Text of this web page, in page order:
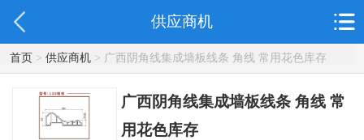
供应商机
首页> 供应商机> 广西阴角线集成墙板线条 角线 常用花色库存
广西阴角线集成墙板线条 角线 常
用花色库存